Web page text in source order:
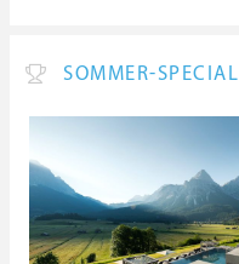
SOMMER-SPECIAL